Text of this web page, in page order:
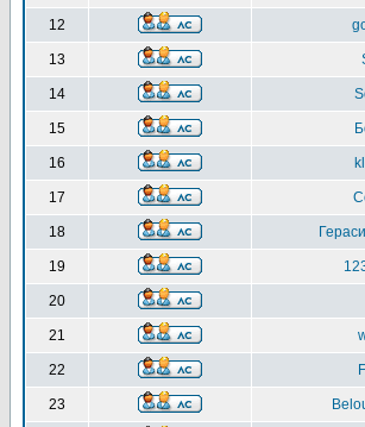
12
13
14
15
16
17
18
19
20
21
22
23